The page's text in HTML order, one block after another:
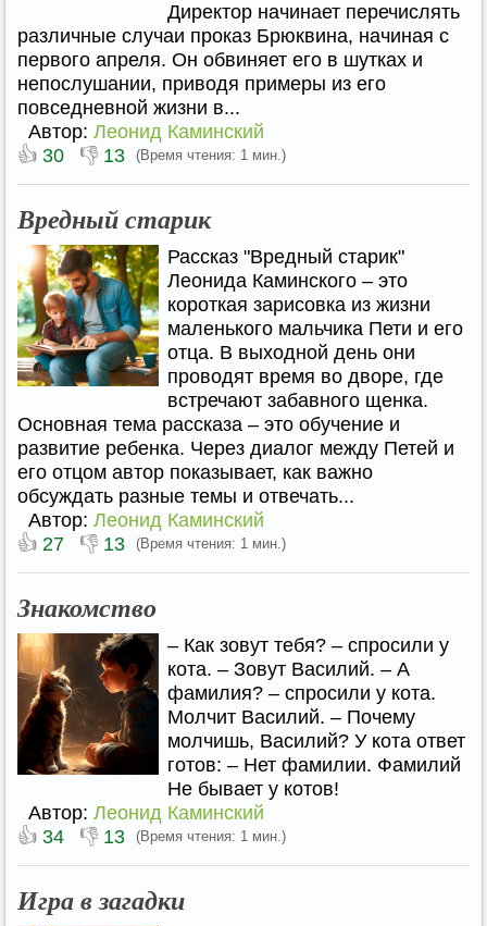
Директор начинает перечислять
различные случаи проказ Брюквина, начиная с
первого апреля. Он обвиняет его в шутках и
непослушании, приводя примеры из его
повседневной жизни в...
Автор: Леонид Каминский
👍 30 👎 13 (Время чтения: 1 мин.)
Вредный старик
Рассказ "Вредный старик"
Леонида Каминского – это
короткая зарисовка из жизни
маленького мальчика Пети и его
отца. В выходной день они
проводят время во дворе, где
встречают забавного щенка.
Основная тема рассказа – это обучение и
развитие ребенка. Через диалог между Петей и
его отцом автор показывает, как важно
обсуждать разные темы и отвечать...
Автор: Леонид Каминский
👍 27 👎 13 (Время чтения: 1 мин.)
Знакомство
– Как зовут тебя? – спросили у
кота. – Зовут Василий. – А
фамилия? – спросили у кота.
Молчит Василий. – Почему
молчишь, Василий? У кота ответ
готов: – Нет фамилии. Фамилий
Не бывает у котов!
Автор: Леонид Каминский
👍 34 👎 13 (Время чтения: 1 мин.)
Игра в загадки